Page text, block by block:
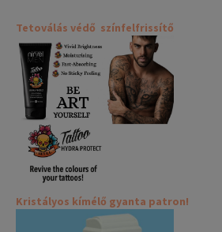
Tetoválás védő színfelfrissítő
Kristályos kímélő gyanta patron!